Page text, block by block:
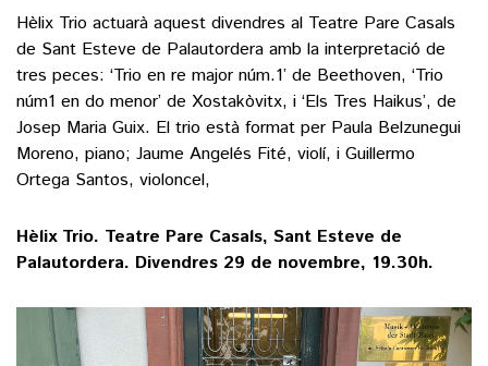
Hèlix Trio actuarà aquest divendres al Teatre Pare Casals
de Sant Esteve de Palautordera amb la interpretació de
tres peces: ‘Trio en re major núm.1’ de Beethoven, ‘Trio
núm1 en do menor’ de Xostakòvitx, i ‘Els Tres Haikus’, de
Josep Maria Guix. El trio està format per Paula Belzunegui
Moreno, piano; Jaume Angelés Fité, violí, i Guillermo
Ortega Santos, violoncel,
Hèlix Trio. Teatre Pare Casals, Sant Esteve de
Palautordera. Divendres 29 de novembre, 19.30h.